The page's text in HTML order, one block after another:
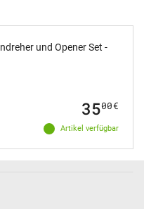
und Opener Set -
Artikel verfügbar
3500€